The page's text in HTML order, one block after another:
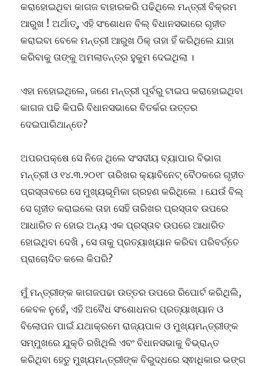
କରାହୋଇଥିବା କାଗଜ ବାହାରକରି ପଢିଥିଲେ ମନ୍ତ୍ରୀ ବିକ୍ରମ
ଆରୁଖ ! ଅର୍ଥାତ୍, ଏହି ସଂଶୋଧନ ବିଲ୍ ବିଧାନସଭାରେ ଗୃହୀତ
କରାଇବା ବେଳେ ମନ୍ତ୍ରୀ ଆରୁଖ ଠିକ୍ ତାହା ହିଁ କରିଥିଲେ ଯାହା
କରିବାକୁ ତାଙ୍କୁ ଅମଲାତନ୍ତ୍ର ହୁକୁମ ଦେଇଥିଲା ।
ଏହା ନହୋଇଥିଲେ, ଜଣେ ମନ୍ତ୍ରୀ ପୂର୍ବରୁ ଟାଇପ କରାହୋଇଥିବା
କାଗଜ ପଢି କିପରି ବିଧାନସଭାରେ ବିତର୍କର ଉତ୍ତର
ଦେଇପାରିଥାନ୍ତେ?
ଅପରପକ୍ଷେ ସେ ନିଜେ ଥିଲେ ସଂସଦୀୟ ବ୍ୟାପାର ବିଭାଗ
ମନ୍ତ୍ରୀ ଓ ୧୪.୩.୨୦୧୮ ତାରିଖର କ୍ୟାବିନେଟ୍ ବୈଠକରେ ଗୃହୀତ
ପ୍ରସ୍ତାବରେ ସେ ମୁଖ୍ୟଭୂମିକା ଗ୍ରହଣ କରିଥିଲେ । ଯେଉଁ ବିଲ୍
ସେ ଗୃହୀତ କରାଇଲେ ତାହା ସେହି ତାରିଖର ପ୍ରସ୍ତାବ ଉପରେ
ଆଧାରିତ ନ ହୋଇ ଅନ୍ୟ ଏକ ପ୍ରସ୍ତାବ ଉପରେ ଆଧାରିତ
ହୋଇଥିବା ଦେଖି , ସେ ତାକୁ ପ୍ରତ୍ୟାଖ୍ୟାନ କରିବା ପରିବର୍ତ୍ତେ
ପ୍ରାଚୋଦିତ କଲେ କିପରି?
ମୁଁ ମନ୍ତ୍ରୀଙ୍କ କାଗଜପଢା ଉତ୍ତର ଉପରେ ରିପୋର୍ଟ କରିଥିଲି,
କେବଳ ନୁହେଁ, ଏହି ଅବୈଧ ସଂଶୋଧନର ପ୍ରତ୍ୟାଖ୍ୟାନ ଓ
ବିଲୋପନ ପାଇଁ ଯଥାକ୍ରମେ ରାଜ୍ୟପାଳ ଓ ମୁଖ୍ୟମନ୍ତ୍ରୀଙ୍କ
ସମ୍ମୁଖରେ ଯୁକ୍ତି ରଖିଥିଲି ଏବଂ ବିଧାନସଭାକୁ ବିଭ୍ରାନ୍ତ
କରିଥିବା ହେତୁ ମୁଖ୍ୟମନ୍ତ୍ରୀଙ୍କ ବିରୁଦ୍ଧରେ ସ୍ଵାଧିକାର ଭଙ୍ଗ